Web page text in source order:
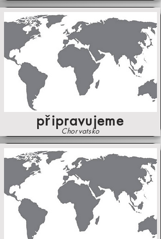
připravujeme
Chorvatsko